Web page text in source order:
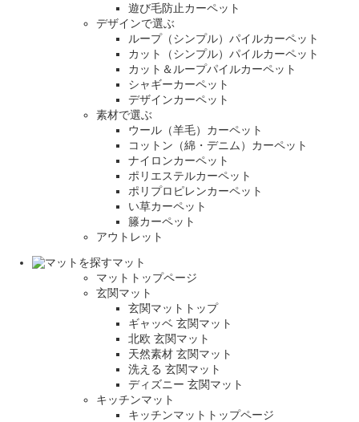
遊び毛防止カーペット
デザインで選ぶ
ループ（シンプル）パイルカーペット
カット（シンプル）パイルカーペット
カット＆ループパイルカーペット
シャギーカーペット
デザインカーペット
素材で選ぶ
ウール（羊毛）カーペット
コットン（綿・デニム）カーペット
ナイロンカーペット
ポリエステルカーペット
ポリプロピレンカーペット
い草カーペット
籐カーペット
アウトレット
マット
マットトップページ
玄関マット
玄関マットトップ
ギャッベ 玄関マット
北欧 玄関マット
天然素材 玄関マット
洗える 玄関マット
ディズニー 玄関マット
キッチンマット
キッチンマットトップページ